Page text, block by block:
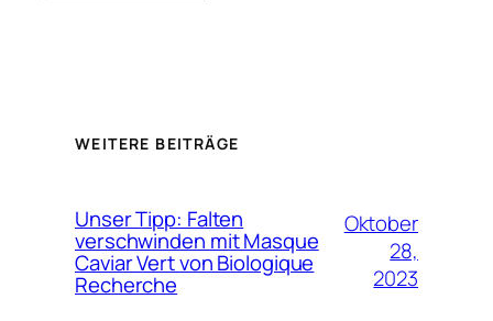
WEITERE BEITRÄGE
Unser Tipp: Falten
verschwinden mit Masque
Caviar Vert von Biologique
Recherche
Oktober
28,
2023